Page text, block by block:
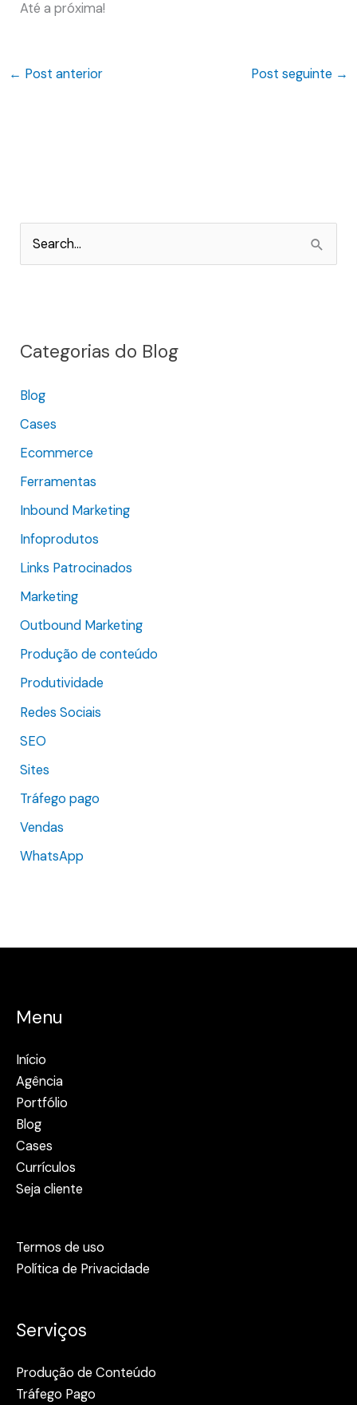
Até a próxima!
← Post anterior Post seguinte →
u
s
a
r
p
o
Categorias do Blog
Blog
Cases
Ecommerce
Ferramentas
Inbound Marketing
Infoprodutos
Links Patrocinados
Marketing
Outbound Marketing
Produção de conteúdo
Produtividade
Redes Sociais
SEO
Sites
Tráfego pago
Vendas
WhatsApp
Menu
Início
Agência
Portfólio
Blog
Cases
Currículos
Seja cliente
Termos de uso
Política de Privacidade
Serviços
Produção de Conteúdo
Tráfego Pago